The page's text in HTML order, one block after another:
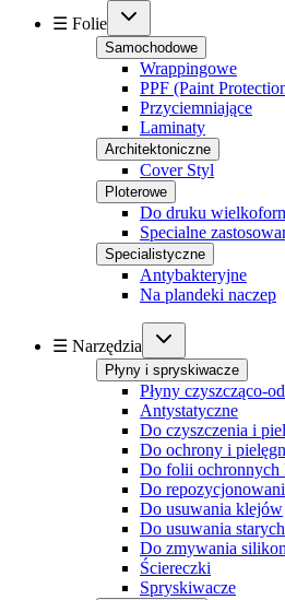
☰ Folie
Samochodowe
Wrappingowe
PPF (Paint
Przyciemniające
Laminaty
Architektoniczne
Cover Styl
Ploterowe
Do druku
Specialne
Specialistyczne
Antybakteryjne
Na plandeki naczep
☰ Narzędzia
Płyny i spryskiwacze
Płyny czyszcząco-
Antystatyczne
Do czyszczenia i
Do ochrony i
Do folii ochronnych
Do
Do usuwania klejów
Do usuwania
Do zmywania
Ściereczki
Spryskiwacze